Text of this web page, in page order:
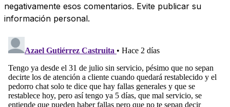
negativamente esos comentarios. Evite publicar su
información personal.